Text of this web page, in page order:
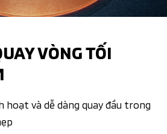
VÒNG TỐI
hoạt và dễ dàng quay đầu trong